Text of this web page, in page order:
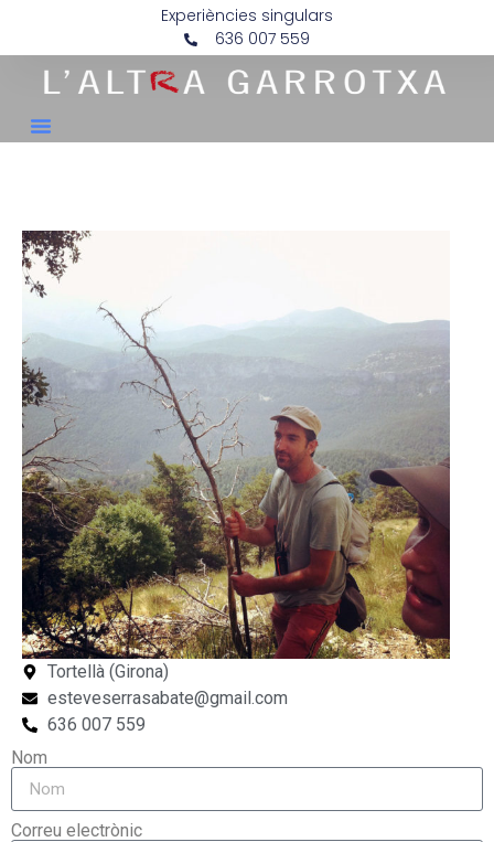
Experiències singulars
636 007 559
Tortellà (Girona)
esteveserrasabate@gmail.com
636 007 559
Nom
Correu electrònic